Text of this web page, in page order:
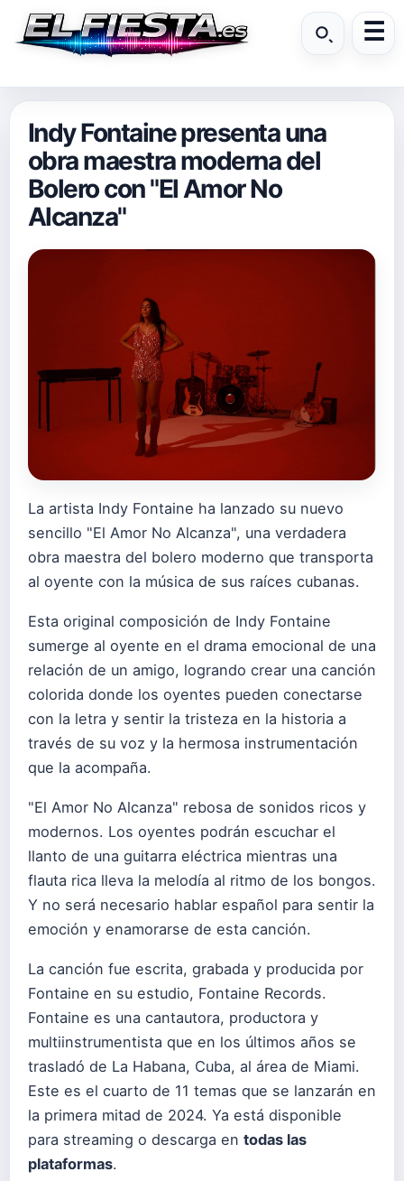
Indy Fontaine presenta una
obra maestra moderna del
Bolero con "El Amor No
Alcanza"
La artista Indy Fontaine ha lanzado su nuevo
sencillo "El Amor No Alcanza", una verdadera
obra maestra del bolero moderno que transporta
al oyente con la música de sus raíces cubanas.
Esta original composición de Indy Fontaine
sumerge al oyente en el drama emocional de una
relación de un amigo, logrando crear una canción
colorida donde los oyentes pueden conectarse
con la letra y sentir la tristeza en la historia a
través de su voz y la hermosa instrumentación
que la acompaña.
"El Amor No Alcanza" rebosa de sonidos ricos y
modernos. Los oyentes podrán escuchar el
llanto de una guitarra eléctrica mientras una
flauta rica lleva la melodía al ritmo de los bongos.
Y no será necesario hablar español para sentir la
emoción y enamorarse de esta canción.
La canción fue escrita, grabada y producida por
Fontaine en su estudio, Fontaine Records.
Fontaine es una cantautora, productora y
multiinstrumentista que en los últimos años se
trasladó de La Habana, Cuba, al área de Miami.
Este es el cuarto de 11 temas que se lanzarán en
la primera mitad de 2024. Ya está disponible
para streaming o descarga en todas las
plataformas.